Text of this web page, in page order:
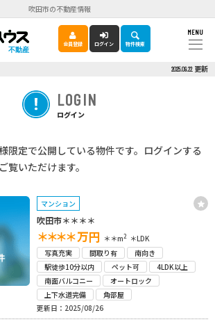
吹田市の不動産情報
不動産
会員登録 ログイン 物件検索
MENU
2025.09.22 更新
LOGIN
ログイン
限定で公開している物件です。ログインする
覧いただけます。
マンション
吹田市＊＊＊＊
＊＊＊＊万円 ＊＊m2 ＊LDK
写真充実
間取り有
南向き
駅徒歩10分以内
ペット可
4LDK以上
南面バルコニー
オートロック
上下水道完備
角部屋
更新日：2025/08/26